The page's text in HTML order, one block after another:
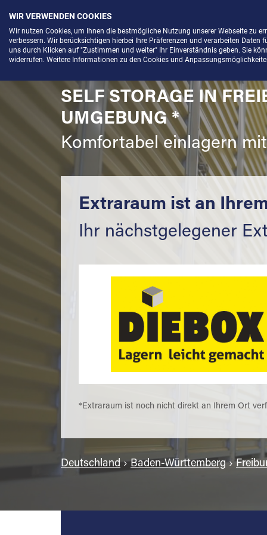
Menü
SELF STORAGE IN
UMGEBUNG *
Komfortabel einlagern
Extraraum ist an
Ihr nächstgelegener
*Extraraum ist noch nicht direkt an Ihrem Ort
Deutschland›Baden-Württemberg›
WIR VERWENDEN COOKIES
Wir nutzen Cookies, um Ihnen die bestmögliche Nutzung unserer Webseite zu
verbessern. Wir berücksichtigen hierbei Ihre Präferenzen und verarbeiten
uns durch Klicken auf "Zustimmen und weiter" Ihr Einverständnis geben. Sie
widerrufen. Weitere Informationen zu den Cookies und